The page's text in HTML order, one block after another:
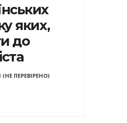
яких,
до
ПЕРЕВІРЕНО)